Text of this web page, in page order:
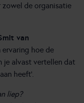
de organisatie
van
hoe de
je alvast vertellen dat
heeft’.
liep?